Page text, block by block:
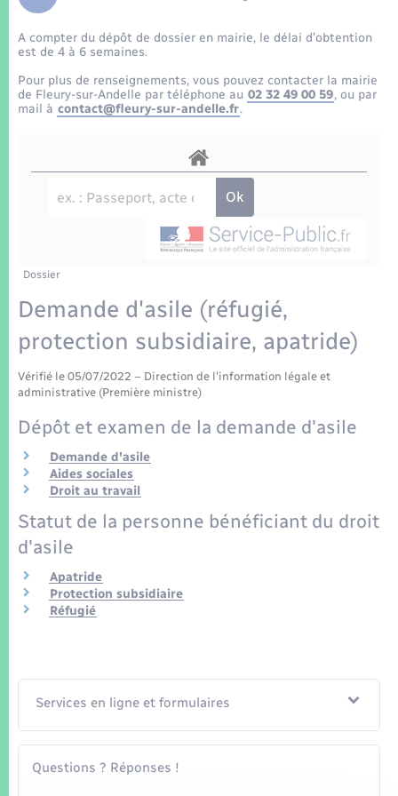
Etat-civil - Papiers - Citoyenneté
Mariage – PACS
Parrainage civil
Logement - Urbanisme
Nouvel habitant
Organisation d’événement
Sécurité - Prévention
Transports
Transports scolaires
Travaux - Autorisation d’occupation de l’espace
public
Compétences
Plan interactif
La Communauté de communes
A compter du dépôt de dossier en mairie, le délai d’obtention
est de 4 à 6 semaines.
Pour plus de renseignements, vous pouvez contacter la mairie
de Fleury-sur-Andelle par téléphone au 02 32 49 00 59, ou par
mail à contact@fleury-sur-andelle.fr.
Dossier
Demande d'asile (réfugié,
protection subsidiaire, apatride)
Vérifié le 05/07/2022 – Direction de l'information légale et
administrative (Première ministre)
Dépôt et examen de la demande d'asile
Demande d'asile
Aides sociales
Droit au travail
Statut de la personne bénéficiant du droit
d'asile
Apatride
Protection subsidiaire
Réfugié
Services en ligne et formulaires
Questions ? Réponses !